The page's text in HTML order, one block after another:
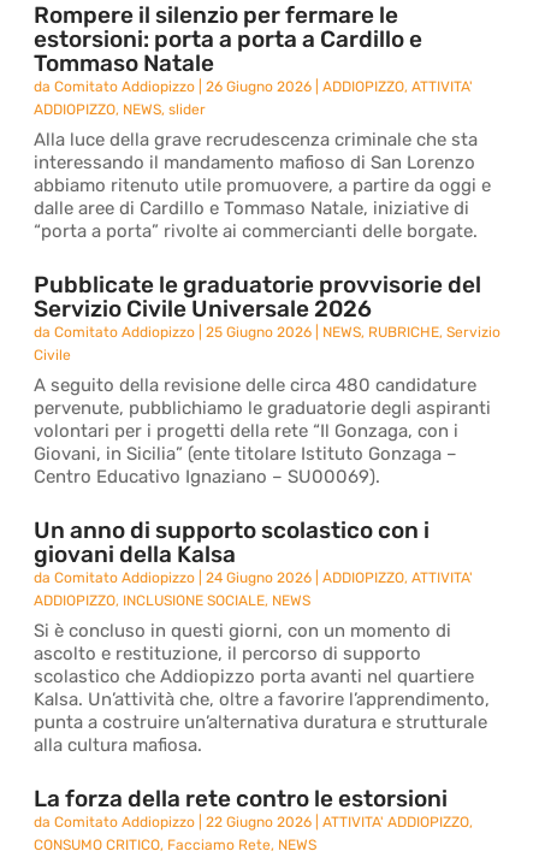
Rompere il silenzio per fermare le
estorsioni: porta a porta a Cardillo e
Tommaso Natale
daComitato Addiopizzo |26 Giugno 2026 |ADDIOPIZZO,ATTIVITA'
ADDIOPIZZO, NEWS,slider
Alla luce della grave recrudescenza criminale che sta
interessando il mandamento mafioso di San Lorenzo
abbiamo ritenuto utile promuovere, a partire da oggi e
dalle aree di Cardillo e Tommaso Natale, iniziative di
“porta a porta” rivolte ai commercianti delle borgate.
Pubblicate le graduatorie provvisorie del
Servizio Civile Universale 2026
daComitato Addiopizzo |25 Giugno 2026 NEWS, RUBRICHE,Servizio
Civile
A seguito della revisione delle circa 480 candidature
pervenute, pubblichiamo le graduatorie degli aspiranti
volontari per i progetti della rete “Il Gonzaga, con i
Giovani, in Sicilia” (ente titolare Istituto Gonzaga –
Centro Educativo Ignaziano – SU00069).
Un anno di supporto scolastico con i
giovani della Kalsa
daComitato Addiopizzo |24 Giugno 2026 |ADDIOPIZZO,ATTIVITA'
ADDIOPIZZO, INCLUSIONE SOCIALE, NEWS
Si è concluso in questi giorni, con un momento di
ascolto e restituzione, il percorso di supporto
scolastico che Addiopizzo porta avanti nel quartiere
Kalsa. Un’attività che, oltre a favorire l’apprendimento,
punta a costruire un’alternativa duratura e strutturale
alla cultura mafiosa.
La forza della rete contro le estorsioni
daComitato Addiopizzo |22 Giugno 2026 |ATTIVITA' ADDIOPIZZO,
CONSUMO CRITICO, Facciamo Rete, NEWS